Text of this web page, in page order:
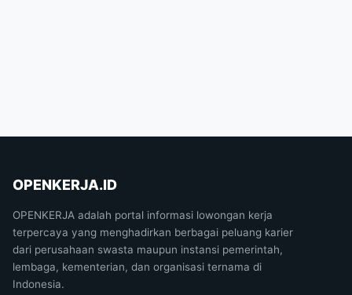
OPENKERJA.ID
OPENKERJA adalah portal informasi lowongan kerja
terpercaya yang menghadirkan berbagai peluang karier
dari perusahaan swasta maupun instansi pemerintah,
lembaga, kementerian, dan organisasi ternama di
Indonesia.